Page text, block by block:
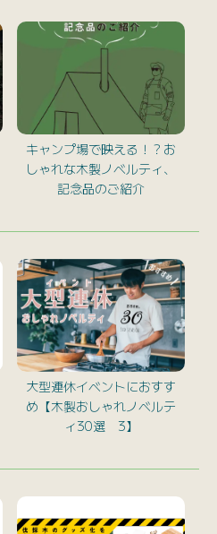
キャンプ場で映える！？お
しゃれな木製ノベルティ、
記念品のご紹介
大型連休イベントにおすす
め【木製おしゃれノベルテ
ィ30選 3】